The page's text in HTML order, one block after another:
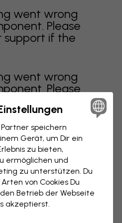
went wrong
Please
if the
went wrong
Please
if the
1 von 1 Seiten
entdecken
speichern
Gerät, um Dir ein
zu bieten,
ermöglichen und
zu unterstützen. Du
von Cookies Du
Betrieb der Webseite
akzeptierst.